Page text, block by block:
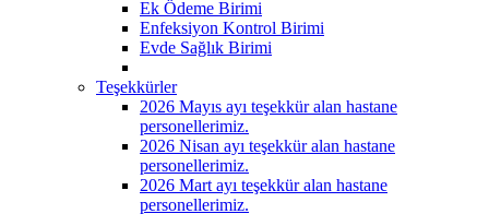
Ek Ödeme Birimi
Enfeksiyon Kontrol Birimi
Evde Sağlık Birimi
Teşekkürler
2026 Mayıs ayı teşekkür alan hastane
personellerimiz.
2026 Nisan ayı teşekkür alan hastane
personellerimiz.
2026 Mart ayı teşekkür alan hastane
personellerimiz.